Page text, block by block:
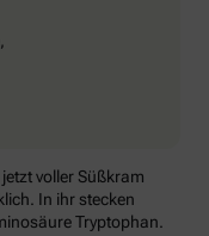
voller Süßkram
In ihr stecken
Tryptophan.